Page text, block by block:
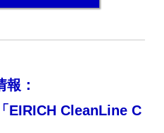
：
CleanLine C